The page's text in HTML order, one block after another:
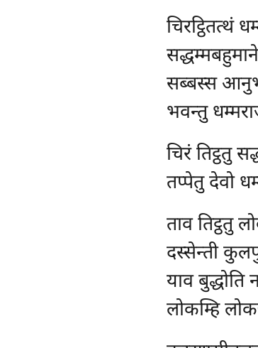
चिरट्ठितत्थं
सब्बस्स
भवन्तु
चिरंतिट्ठतु
तप्पेतु देवो
ताव तिट्ठतु
दस्सेन्ती
याव बुद्धोति
लोकम्हि